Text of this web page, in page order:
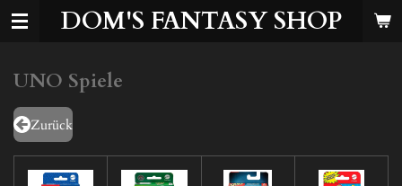
Zum
DOM'S FANTASY SHOP
UNO Spiele
Zurück